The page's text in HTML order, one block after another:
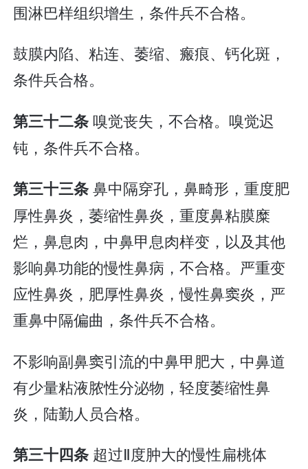
围淋巴样组织增生，条件兵不合格。
鼓膜内陷、粘连、萎缩、瘢痕、钙化斑，
条件兵合格。
第三十二条 嗅觉丧失，不合格。嗅觉迟
钝，条件兵不合格。
第三十三条鼻中隔穿孔，鼻畸形，重度肥
厚性鼻炎，萎缩性鼻炎，重度鼻粘膜糜
烂，鼻息肉，中鼻甲息肉样变，以及其他
影响鼻功能的慢性鼻病，不合格。严重变
应性鼻炎，肥厚性鼻炎，慢性鼻窦炎，严
重鼻中隔偏曲，条件兵不合格。
不影响副鼻窦引流的中鼻甲肥大，中鼻道
有少量粘液脓性分泌物，轻度萎缩性鼻
炎，陆勤人员合格。
第三十四条 超过Ⅱ度肿大的慢性扁桃体